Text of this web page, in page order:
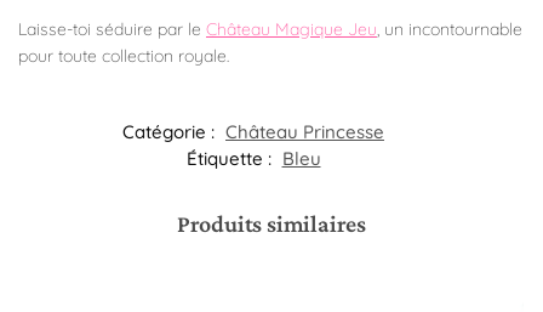
Laisse-toi séduire par le Château Magique Jeu, un incontournable
pour toute collection royale.
Catégorie : Château Princesse
Étiquette : Bleu
Produits similaires